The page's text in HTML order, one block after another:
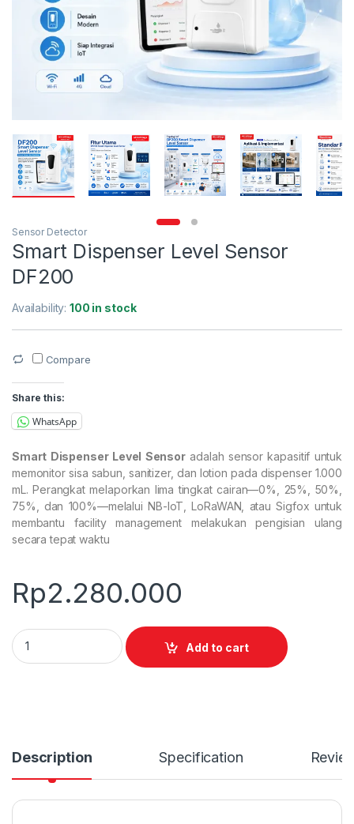
Sensor Detector
Smart Dispenser Level Sensor
DF200
Availability:100 in stock
Compare
Share this:
WhatsApp
Smart Dispenser Level Sensoradalah sensor kapasitif untuk
memonitor sisa sabun, sanitizer, dan lotion pada dispenser 1.000
mL. Perangkat melaporkan lima tingkat cairan—0%, 25%, 50%,
75%, dan 100%—melalui NB-IoT, LoRaWAN, atau Sigfox untuk
membantu facility management melakukan pengisian ulang
secara tepat waktu
Rp2.280.000
Smart Dispenser Level Sensor DF200 quantity
Add to cart
Description Specification